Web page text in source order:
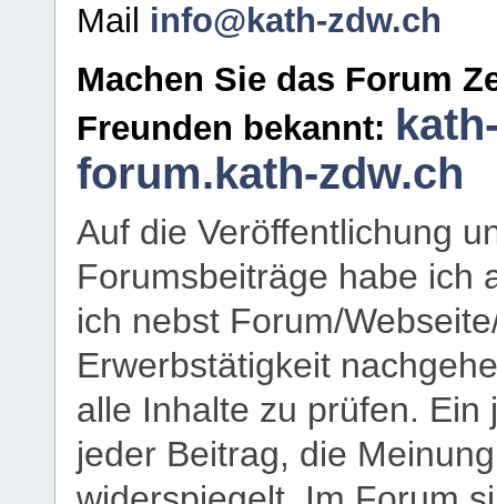
Mail info@kath-zdw.ch
Machen Sie das Forum
Freunden bekannt:
forum.kath-zdw.ch
Auf die Veröffentlichung
Forumsbeiträge habe ich
ich nebst Forum/
Erwerbstätigkeit
alle Inhalte zu prüfen.
jeder Beitrag, die